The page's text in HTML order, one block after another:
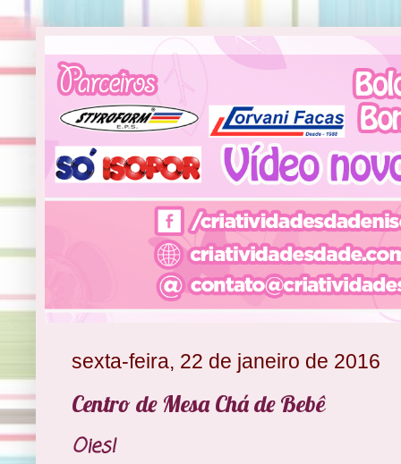
sexta-feira, 22 de janeiro de 2016
Centro de Mesa Chá de Bebê
Oies!